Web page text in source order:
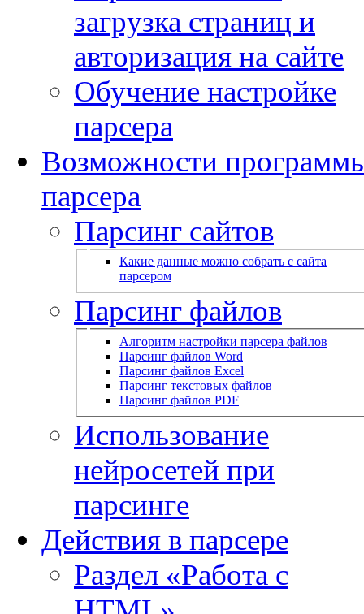
загрузка страниц и
авторизация на сайте
Обучение настройке
парсера
Возможности
парсера
Парсинг сайтов
Какие данные можно собрать с сайта
парсером
Парсинг файлов
Алгоритм настройки парсера файлов
Парсинг файлов Word
Парсинг файлов Excel
Парсинг текстовых файлов
Парсинг файлов PDF
Использование
нейросетей при
парсинге
Действия в парсере
Раздел «Работа с